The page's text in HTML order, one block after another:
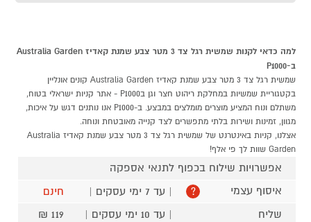
למה כדאי לקנות שמשית רגל צד 3 מטר צבע שמנת קאדיז Australia Garden
ב-P1000
שמשית רגל צד 3 מטר צבע שמנת קאדיז Australia Garden קונים אונליין
בקטגוריית שמשיות במחלקת ריהוט חצר וגן בP1000 - אתר קניות ישראלי בטוח,
משתלם ונוח המציע מוצרים מומלצים במבצע. ב-P1000 אנו נותנים דגש על איכות,
מגוון, זמינות ושירות בלתי מתפשרים לצד קנייה מאובטחת ונוחה.
אצלנו, קניות באינטרנט של שמשית רגל צד 3 מטר צבע שמנת קאדיז Australia
Garden שוות לך פי אלף!
אפשרויות שילוח בכפוף לתנאי אספקה
איסוף עצמי
? | עד 7 ימי עסקים |
חינם
שליח
| עד 10 ימי עסקים |
119 ₪